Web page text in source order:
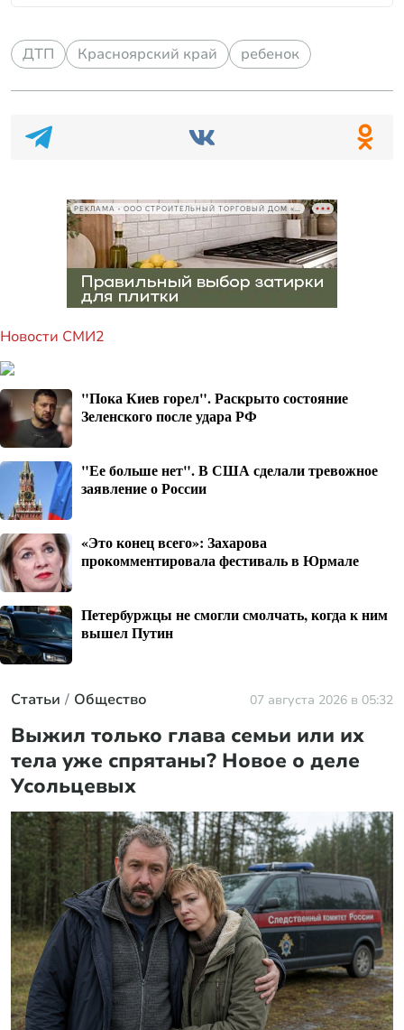
ДТП Красноярский край ребенок
Новости СМИ2
"Пока Киев горел". Раскрыто состояние
Зеленского после удара РФ
"Ее больше нет". В США сделали тревожное
заявление о России
«Это конец всего»: Захарова
прокомментировала фестиваль в Юрмале
Петербуржцы не смогли смолчать, когда к ним
вышел Путин
Статьи Общество 07 августа 2026 в 05:32
Выжил только глава семьи или их
тела уже спрятаны? Новое о деле
Усольцевых